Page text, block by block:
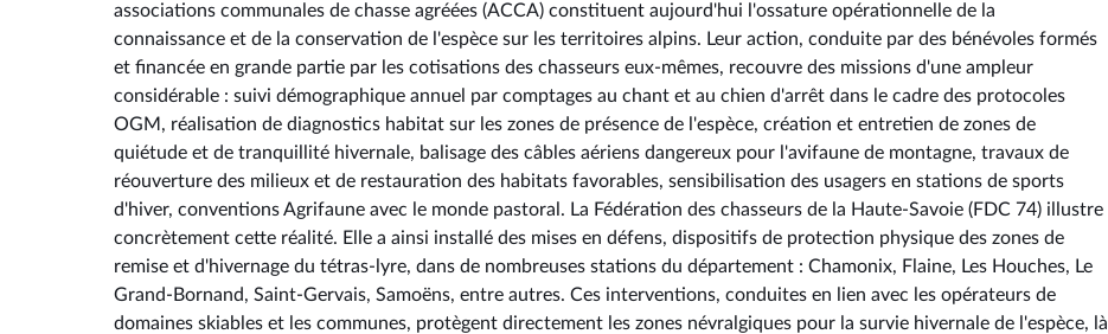
associations communales de chasse agréées (ACCA) constituent aujourd'hui l'ossature opérationnelle de la
connaissance et de la conservation de l'espèce sur les territoires alpins. Leur action, conduite par des bénévoles formés
et financée en grande partie par les cotisations des chasseurs eux-mêmes, recouvre des missions d'une ampleur
considérable : suivi démographique annuel par comptages au chant et au chien d'arrêt dans le cadre des protocoles
OGM, réalisation de diagnostics habitat sur les zones de présence de l'espèce, création et entretien de zones de
quiétude et de tranquillité hivernale, balisage des câbles aériens dangereux pour l'avifaune de montagne, travaux de
réouverture des milieux et de restauration des habitats favorables, sensibilisation des usagers en stations de sports
d'hiver, conventions Agrifaune avec le monde pastoral. La Fédération des chasseurs de la Haute-Savoie (FDC 74) illustre
concrètement cette réalité. Elle a ainsi installé des mises en défens, dispositifs de protection physique des zones de
remise et d'hivernage du tétras-lyre, dans de nombreuses stations du département : Chamonix, Flaine, Les Houches, Le
Grand-Bornand, Saint-Gervais, Samoëns, entre autres. Ces interventions, conduites en lien avec les opérateurs de
domaines skiables et les communes, protègent directement les zones névralgiques pour la survie hivernale de l'espèce, là